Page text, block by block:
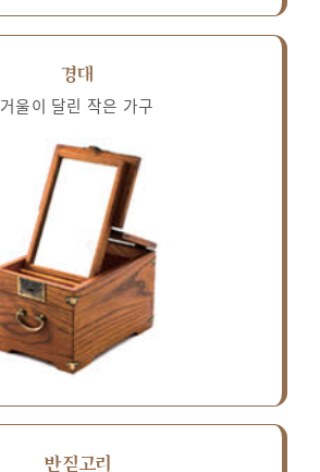
경대
거울이 달린 작은 가구
반짇고리